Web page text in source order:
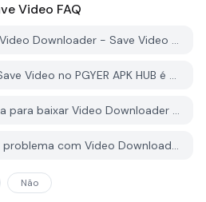
Video FAQ
Como faço para baixar Video Downloader - Save Video do PGYER APK HUB?
O Video Downloader - Save Video no PGYER APK HUB é gratuito para baixar?
Eu preciso de uma conta para baixar Video Downloader - Save Video do PGYER APK HUB?
Como posso relatar um problema com Video Downloader - Save Video no PGYER APK HUB?
Não